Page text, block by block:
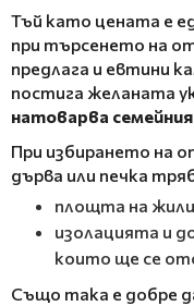
Тъй като цената е
при търсенето на
предлага и евтини
постига желаната
натоварва
При избирането на
дърва или печка
площта на
изолацията и
които ще се
Също така е добре